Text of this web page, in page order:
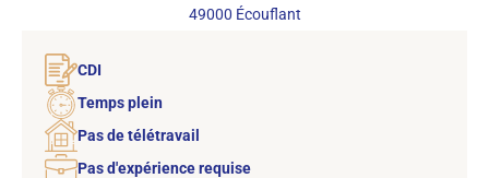
49000 Écouflant
CDI
Temps plein
Pas de télétravail
Pas d'expérience requise